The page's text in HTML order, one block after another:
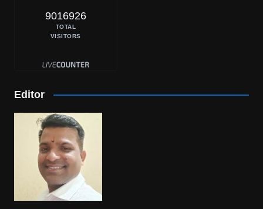
9016926
TOTAL
VISITORS
Editor